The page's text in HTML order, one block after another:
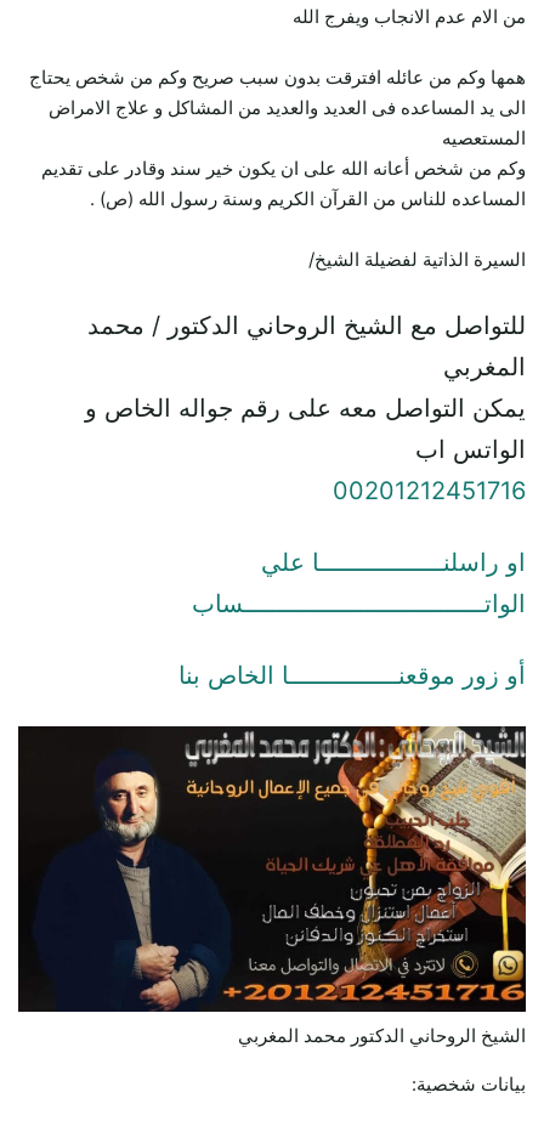
من الام عدم الانجاب ويفرج الله
همها وكم من عائله افترقت بدون سبب صريح وكم من شخص يحتاج
الى يد المساعده فى العديد والعديد من المشاكل و علاج الامراض
المستعصيه
وكم من شخص أعانه الله على ان يكون خير سند وقادر على تقديم
المساعده للناس من القرآن الكريم وسنة رسول الله (ص) .
السيرة الذاتية لفضيلة الشيخ/
للتواصل مع الشيخ الروحاني الدكتور / محمد
المغربي
يمكن التواصل معه على رقم جواله الخاص و
الواتس اب
00201212451716
او راسلنـــــــــــــــــا علي
الواتـــــــــــــــــــــــــــــــــساب
أو زور موقعنـــــــــــــــا الخاص بنا
الشيخ الروحاني الدكتور محمد المغربي
بيانات شخصية: